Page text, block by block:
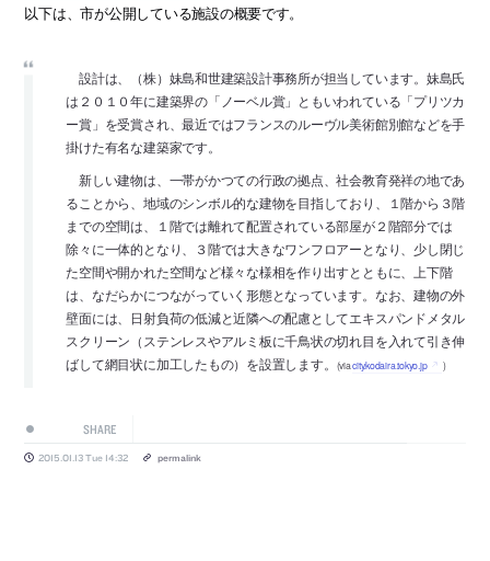
以下は、市が公開している施設の概要です。
設計は、（株）妹島和世建築設計事務所が担当しています。妹島氏
は２０１０年に建築界の「ノーベル賞」ともいわれている「プリツカ
ー賞」を受賞され、最近ではフランスのルーヴル美術館別館などを手
掛けた有名な建築家です。
新しい建物は、一帯がかつての行政の拠点、社会教育発祥の地であ
ることから、地域のシンボル的な建物を目指しており、１階から３階
までの空間は、１階では離れて配置されている部屋が２階部分では
除々に一体的となり、３階では大きなワンフロアーとなり、少し閉じ
た空間や開かれた空間など様々な様相を作り出すとともに、上下階
は、なだらかにつながっていく形態となっています。なお、建物の外
壁面には、日射負荷の低減と近隣への配慮としてエキスパンドメタル
スクリーン（ステンレスやアルミ板に千鳥状の切れ目を入れて引き伸
ばして網目状に加工したもの）を設置します。
(viacity.kodaira.tokyo.jp )
SHARE
2015.01.13 Tue 14:32 permalink